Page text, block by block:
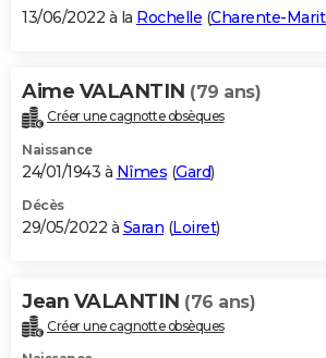
13/06/2022 à la Rochelle (Charente-
Aime VALANTIN (79 ans)
Créer une cagnotte obsèques
Naissance
24/01/1943 à Nîmes (Gard)
Décès
29/05/2022 à Saran (Loiret)
Jean VALANTIN (76 ans)
Créer une cagnotte obsèques